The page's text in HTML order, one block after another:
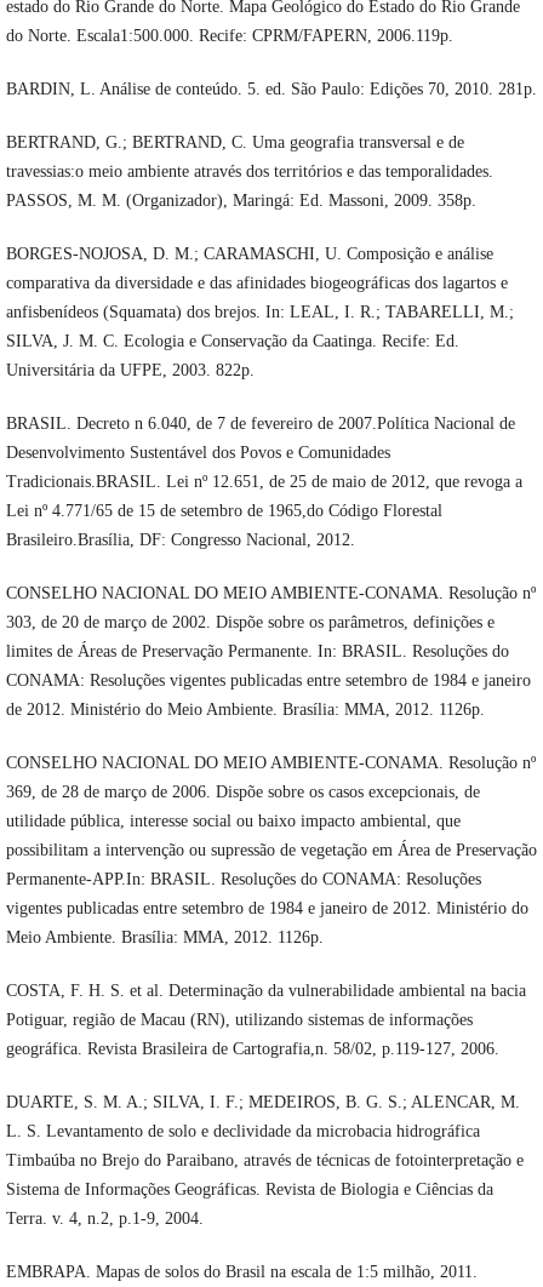
estado do Rio Grande do Norte. Mapa Geológico do Estado do Rio Grande
do Norte. Escala1:500.000. Recife: CPRM/FAPERN, 2006.119p.
BARDIN, L. Análise de conteúdo. 5. ed. São Paulo: Edições 70, 2010. 281p.
BERTRAND, G.; BERTRAND, C. Uma geografia transversal e de
travessias:o meio ambiente através dos territórios e das temporalidades.
PASSOS, M. M. (Organizador), Maringá: Ed. Massoni, 2009. 358p.
BORGES-NOJOSA, D. M.; CARAMASCHI, U. Composição e análise
comparativa da diversidade e das afinidades biogeográficas dos lagartos e
anfisbenídeos (Squamata) dos brejos. In: LEAL, I. R.; TABARELLI, M.;
SILVA, J. M. C. Ecologia e Conservação da Caatinga. Recife: Ed.
Universitária da UFPE, 2003. 822p.
BRASIL. Decreto n 6.040, de 7 de fevereiro de 2007.Política Nacional de
Desenvolvimento Sustentável dos Povos e Comunidades
Tradicionais.BRASIL. Lei nº 12.651, de 25 de maio de 2012, que revoga a
Lei nº 4.771/65 de 15 de setembro de 1965,do Código Florestal
Brasileiro.Brasília, DF: Congresso Nacional, 2012.
CONSELHO NACIONAL DO MEIO AMBIENTE-CONAMA. Resolução nº
303, de 20 de março de 2002. Dispõe sobre os parâmetros, definições e
limites de Áreas de Preservação Permanente. In: BRASIL. Resoluções do
CONAMA: Resoluções vigentes publicadas entre setembro de 1984 e janeiro
de 2012. Ministério do Meio Ambiente. Brasília: MMA, 2012. 1126p.
CONSELHO NACIONAL DO MEIO AMBIENTE-CONAMA. Resolução nº
369, de 28 de março de 2006. Dispõe sobre os casos excepcionais, de
utilidade pública, interesse social ou baixo impacto ambiental, que
possibilitam a intervenção ou supressão de vegetação em Área de Preservação
Permanente-APP.In: BRASIL. Resoluções do CONAMA: Resoluções
vigentes publicadas entre setembro de 1984 e janeiro de 2012. Ministério do
Meio Ambiente. Brasília: MMA, 2012. 1126p.
COSTA, F. H. S. et al. Determinação da vulnerabilidade ambiental na bacia
Potiguar, região de Macau (RN), utilizando sistemas de informações
geográfica. Revista Brasileira de Cartografia,n. 58/02, p.119-127, 2006.
DUARTE, S. M. A.; SILVA, I. F.; MEDEIROS, B. G. S.; ALENCAR, M.
L. S. Levantamento de solo e declividade da microbacia hidrográfica
Timbaúba no Brejo do Paraibano, através de técnicas de fotointerpretação e
Sistema de Informações Geográficas. Revista de Biologia e Ciências da
Terra. v. 4, n.2, p.1-9, 2004.
EMBRAPA. Mapas de solos do Brasil na escala de 1:5 milhão, 2011.